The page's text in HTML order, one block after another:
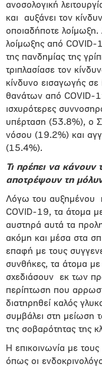
ανοσολογική
και
αυξάνει τον
οποιαδήποτε λοίμωξη.
λοίμωξης από
της πανδημίας της
τριπλασίασε τον
κίνδυνο εισαγωγής
θανάτων από COVID-
ισχυρότερες
υπέρταση (53.8%), ο
νόσου (19.2%) και
(15.4%).
Τι πρέπει να κάνουν
αποτρέψουν τη
Λόγω του αυξημένου
COVID-19, τα άτομα
αυστηρά αυτά τα
ακόμη και μέσα στα
επαφή με τους
συνθήκες, τα άτομα
σχεδιάσουν
εκ των
περίπτωση που
διατηρηθεί καλός
συμβάλει στη μείωση
της σοβαρότητας της
Η επικοινωνία με
όπως οι